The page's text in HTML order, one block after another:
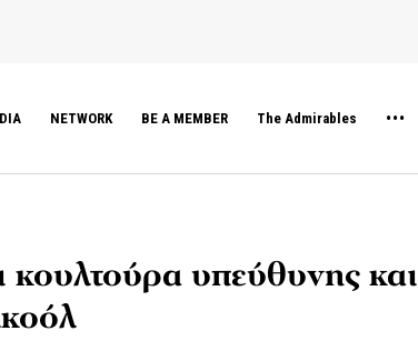
NETWORK BE A MEMBER The Admirables
υπεύθυνης και